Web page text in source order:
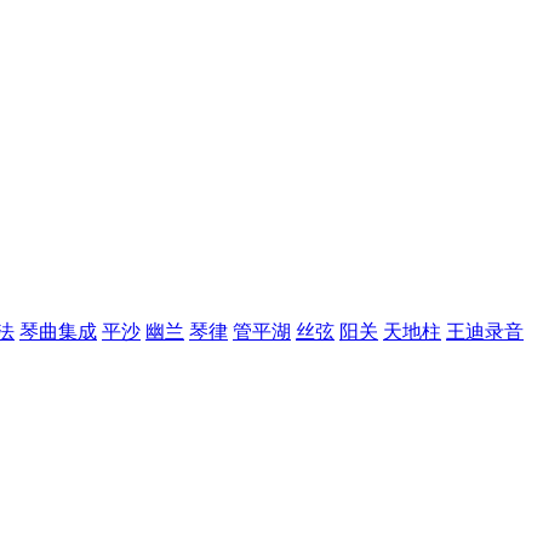
琴曲集成 平沙 幽兰 琴律 管平湖 丝弦 阳关 天地柱 王迪录音